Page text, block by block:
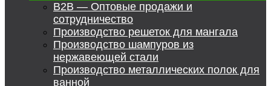
B2B — Оптовые продажи и
сотрудничество
Производство решеток для мангала
Производство шампуров из
нержавеющей стали
Производство металлических полок для
ванной